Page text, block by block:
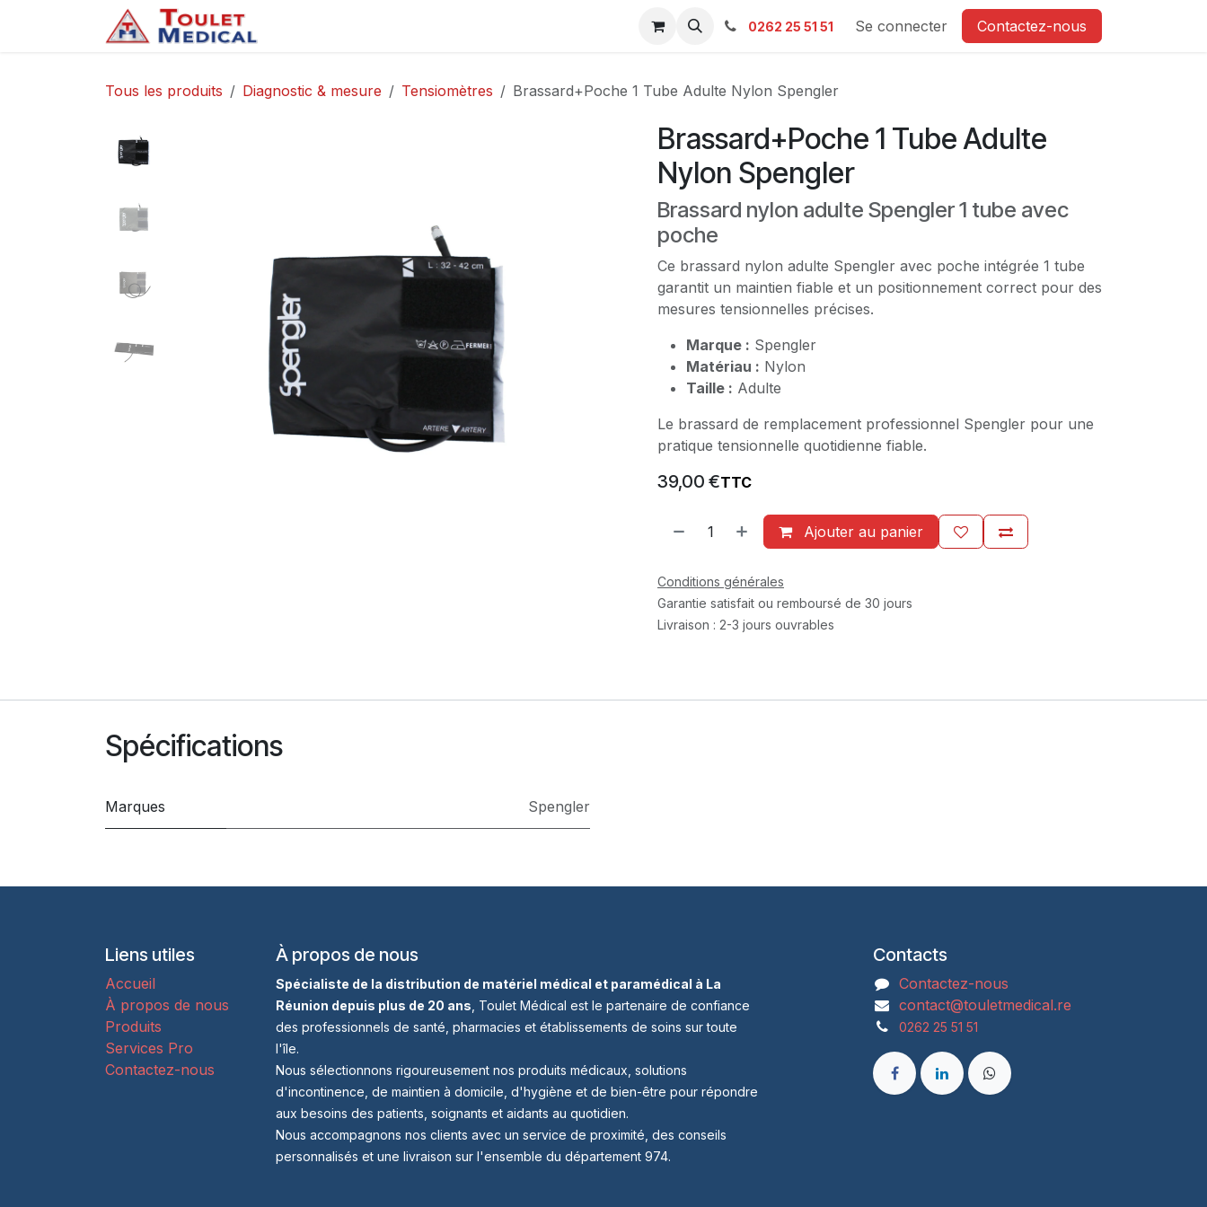
Se rendre au contenu
Contacts SAV Ambulance
0262 25 51 51 Se connecter Contactez-nous
Tous les produits Diagnostic & mesure Tensiomètres Brassard+Poche 1 Tube Adulte Nylon Spengler
Brassard+Poche 1 Tube Adulte
Nylon Spengler
Brassard nylon adulte Spengler 1 tube avec
poche
Ce brassard nylon adulte Spengler avec poche intégrée 1 tube
garantit un maintien fiable et un positionnement correct pour des
mesures tensionnelles précises.
Marque : Spengler
Matériau : Nylon
Taille : Adulte
Le brassard de remplacement professionnel Spengler pour une
pratique tensionnelle quotidienne fiable.
39,00 €TTC
Ajouter au panier
Conditions générales
Garantie satisfait ou remboursé de 30 jours
Livraison : 2-3 jours ouvrables
Spécifications
Marques Spengler
Liens utiles
Accueil
À propos de nous
Produits
Services Pro
Contactez-nous
À propos de nous
Spécialiste de la distribution de matériel médical et paramédical à La
Réunion depuis plus de 20 ans , Toulet Médical est le partenaire de confiance
des professionnels de santé, pharmacies et établissements de soins sur toute
l'île.
Nous sélectionnons rigoureusement nos produits médicaux, solutions
d'incontinence, de maintien à domicile, d'hygiène et de bien-être pour répondre
aux besoins des patients, soignants et aidants au quotidien.
Nous accompagnons nos clients avec un service de proximité, des conseils
personnalisés et une livraison sur l'ensemble du département 974.
Contacts
Contactez-nous
contact@touletmedical.re
0262 25 51 51